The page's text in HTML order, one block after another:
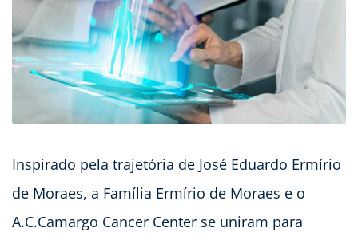
Inspirado pela trajetória de José Eduardo Ermírio
de Moraes, a Família Ermírio de Moraes e o
A.C.Camargo Cancer Center se uniram para